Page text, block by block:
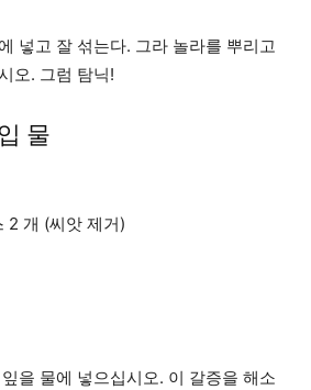
넣고 잘 섞는다. 그라 놀라를 뿌리고
오. 그럼 탐닉!
물
2 개 (씨앗 제거)
을 물에 넣으십시오. 이 갈증을 해소